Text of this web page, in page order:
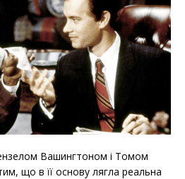
Вашингтоном і Томом
що в її основу лягла реальна